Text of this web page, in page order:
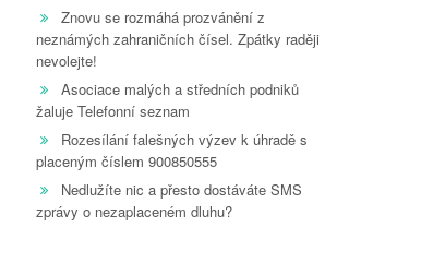
Znovu se rozmáhá prozvánění z
neznámých zahraničních čísel. Zpátky raději
nevolejte!
Asociace malých a středních podniků
žaluje Telefonní seznam
Rozesílání falešných výzev k úhradě s
placeným číslem 900850555
Nedlužíte nic a přesto dostáváte SMS
zprávy o nezaplaceném dluhu?